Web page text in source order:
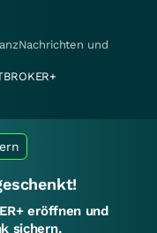
und
eröffnen und
sichern.